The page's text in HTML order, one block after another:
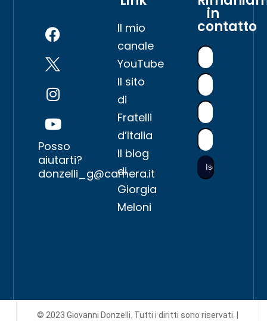
Posso
aiutarti?
donzelli_g@camera.it
Il mio
canale
YouTube
Il sito
di
Fratelli
d’Italia
Il blog
di
Giorgia
Meloni
in
contatto
© 2023 Giovanni Donzelli. Tutti i diritti sono riservati. |